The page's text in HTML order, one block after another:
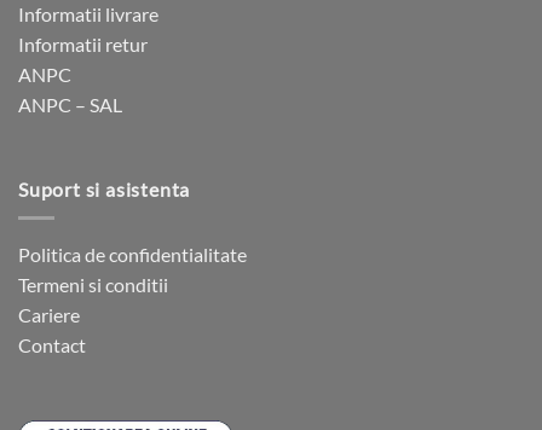
Informatii livrare
Informatii retur
ANPC
ANPC – SAL
Suport si asistenta
Politica de confidentialitate
Termeni si conditii
Cariere
Contact